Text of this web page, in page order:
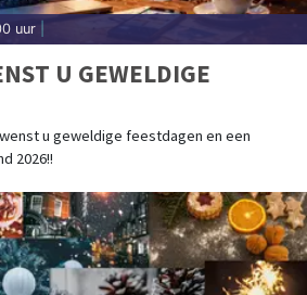
uur
U GEWELDIGE
u geweldige feestdagen en een
2026!!